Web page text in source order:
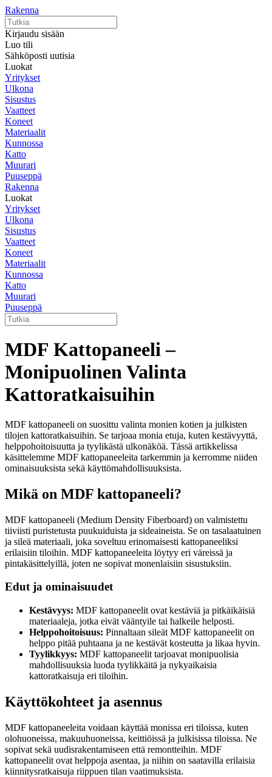
Rakenna
Kirjaudu sisään
Luo tili
Sähköposti uutisia
Luokat
Yritykset
Ulkona
Sisustus
Vaatteet
Koneet
Materiaalit
Kunnossa
Katto
Muurari
Puuseppä
Rakenna
Luokat
Yritykset
Ulkona
Sisustus
Vaatteet
Koneet
Materiaalit
Kunnossa
Katto
Muurari
Puuseppä
MDF Kattopaneeli –
Monipuolinen Valinta
Kattoratkaisuihin
MDF kattopaneeli on suosittu valinta monien kotien ja julkisten
tilojen kattoratkaisuihin. Se tarjoaa monia etuja, kuten kestävyyttä,
helppohoitoisuutta ja tyylikästä ulkonäköä. Tässä artikkelissa
käsittelemme MDF kattopaneeleita tarkemmin ja kerromme niiden
ominaisuuksista sekä käyttömahdollisuuksista.
Mikä on MDF kattopaneeli?
MDF kattopaneeli (Medium Density Fiberboard) on valmistettu
tiiviisti puristetusta puukuiduista ja sideaineista. Se on tasalaatuinen
ja sileä materiaali, joka soveltuu erinomaisesti kattopaneeliksi
erilaisiin tiloihin. MDF kattopaneeleita löytyy eri väreissä ja
pintakäsittelyillä, joten ne sopivat monenlaisiin sisustuksiin.
Edut ja ominaisuudet
Kestävyys: MDF kattopaneelit ovat kestäviä ja pitkäikäisiä
materiaaleja, jotka eivät vääntyile tai halkeile helposti.
Helppohoitoisuus: Pinnaltaan sileät MDF kattopaneelit on
helppo pitää puhtaana ja ne kestävät kosteutta ja likaa hyvin.
Tyylikkyys: MDF kattopaneelit tarjoavat monipuolisia
mahdollisuuksia luoda tyylikkäitä ja nykyaikaisia
kattoratkaisuja eri tiloihin.
Käyttökohteet ja asennus
MDF kattopaneeleita voidaan käyttää monissa eri tiloissa, kuten
olohuoneissa, makuuhuoneissa, keittiöissä ja julkisissa tiloissa. Ne
sopivat sekä uudisrakentamiseen että remontteihin. MDF
kattopaneelit ovat helppoja asentaa, ja niihin on saatavilla erilaisia
kiinnitysratkaisuja riippuen tilan vaatimuksista.